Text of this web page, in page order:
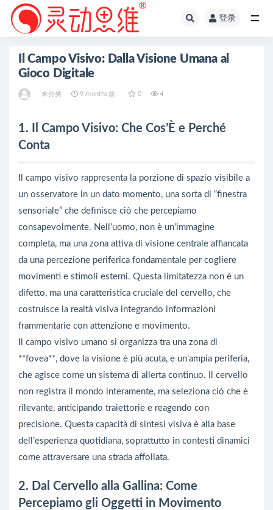
登录
Il Campo Visivo: Dalla Visione Umana al
Gioco Digitale
未分类 9 months前 . 0 4
1. Il Campo Visivo: Che Cos’È e Perché
Conta
Il campo visivo rappresenta la porzione di spazio visibile a
un osservatore in un dato momento, una sorta di “finestra
sensoriale” che definisce ciò che percepiamo
consapevolmente. Nell’uomo, non è un’immagine
completa, ma una zona attiva di visione centrale affiancata
da una percezione periferica fondamentale per cogliere
movimenti e stimoli esterni. Questa limitatezza non è un
difetto, ma una caratteristica cruciale del cervello, che
costruisce la realtà visiva integrando informazioni
frammentarie con attenzione e movimento.
Il campo visivo umano si organizza tra una zona di
**fovea**, dove la visione è più acuta, e un’ampia periferia,
che agisce come un sistema di allerta continuo. Il cervello
non registra il mondo interamente, ma seleziona ciò che è
rilevante, anticipando traiettorie e reagendo con
precisione. Questa capacità di sintesi visiva è alla base
dell’esperienza quotidiana, soprattutto in contesti dinamici
come attraversare una strada affollata.
2. Dal Cervello alla Gallina: Come
Percepiamo gli Oggetti in Movimento
全部